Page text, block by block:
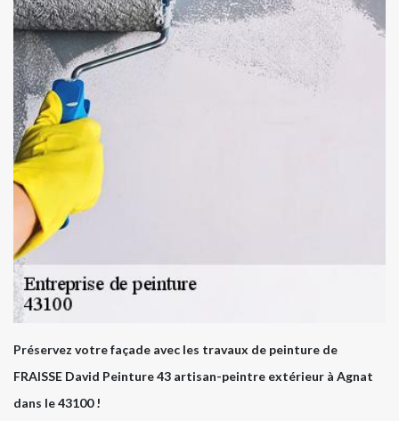
Préservez votre façade avec les travaux de peinture de
FRAISSE David Peinture 43 artisan-peintre extérieur à Agnat
dans le 43100 !